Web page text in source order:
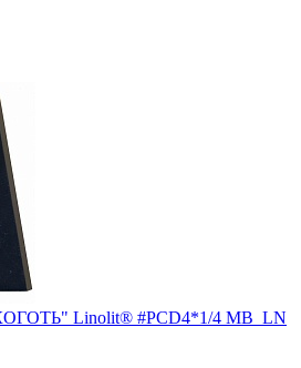
Linolit® #PCD4*1/4 MB_LN